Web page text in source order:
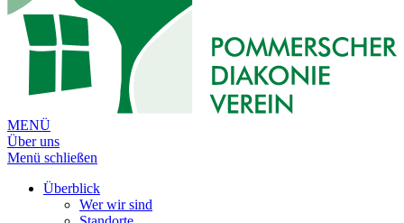
MENÜ
Über uns
Menü schließen
Überblick
Wer wir sind